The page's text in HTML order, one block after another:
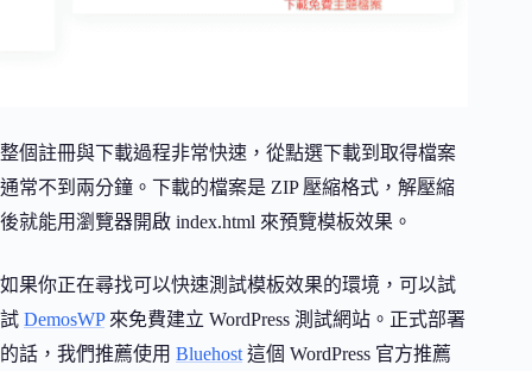
整個註冊與下載過程非常快速，從點選下載到取得檔案
通常不到兩分鐘。下載的檔案是 ZIP 壓縮格式，解壓縮
後就能用瀏覽器開啟 index.html 來預覽模板效果。
如果你正在尋找可以快速測試模板效果的環境，可以試
試 DemosWP來免費建立 WordPress 測試網站。正式部署
的話，我們推薦使用 Bluehost 這個 WordPress 官方推薦